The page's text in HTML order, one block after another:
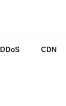
DDoS CDN